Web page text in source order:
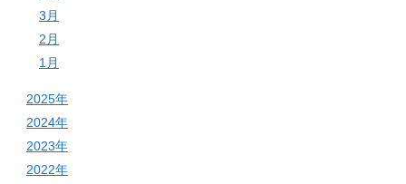
3月
2月
1月
2025年
2024年
2023年
2022年